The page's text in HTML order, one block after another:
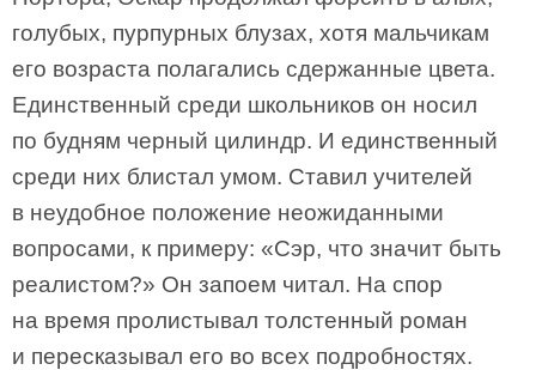
голубых, пурпурных блузах, хотя мальчикам
его возраста полагались сдержанные цвета.
Единственный среди школьников он носил
по будням черный цилиндр. И единственный
среди них блистал умом. Ставил учителей
в неудобное положение неожиданными
вопросами, к примеру: «Сэр, что значит быть
реалистом?» Он запоем читал. На спор
на время пролистывал толстенный роман
и пересказывал его во всех подробностях.